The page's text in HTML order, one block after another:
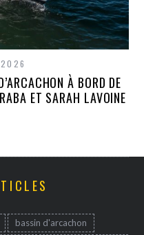
À BORD DE
ET SARAH LAVOINE
bassin d'arcachon